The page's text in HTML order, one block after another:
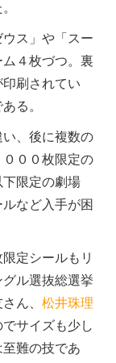
ス」や「スー
４枚づつ。裏
刷されてい
る。
、後に複数の
００枚限定の
限定の劇場
など入手が困
定シールもリ
ル選抜総選挙
ん、 松井珠理
サイズも少し
難の技であ